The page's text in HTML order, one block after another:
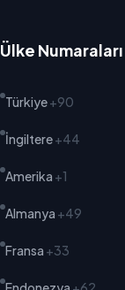
Ülke Numaraları
Türkiye+90
İngiltere+44
Amerika +1
Almanya +49
Fransa +33